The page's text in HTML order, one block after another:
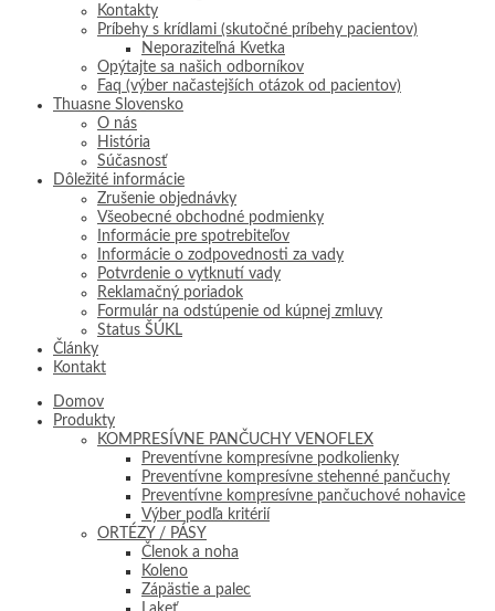
Kontakty
Príbehy s krídlami (skutočné príbehy pacientov)
Neporaziteľná Kvetka
Opýtajte sa našich odborníkov
Faq (výber načastejších otázok od pacientov)
Thuasne Slovensko
O nás
História
Súčasnosť
Dôležité informácie
Zrušenie objednávky
Všeobecné obchodné podmienky
Informácie pre spotrebiteľov
Informácie o zodpovednosti za vady
Potvrdenie o vytknutí vady
Reklamačný poriadok
Formulár na odstúpenie od kúpnej zmluvy
Status ŠÚKL
Články
Kontakt
Domov
Produkty
KOMPRESÍVNE PANČUCHY VENOFLEX
Preventívne kompresívne podkolienky
Preventívne kompresívne stehenné pančuchy
Preventívne kompresívne pančuchové nohavice
Výber podľa kritérií
ORTÉZY / PÁSY
Členok a noha
Koleno
Zápästie a palec